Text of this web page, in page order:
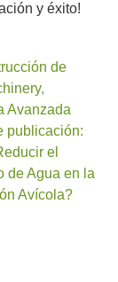
y éxito!
de
,
Avanzada
publicación:
el
de Agua en la
Avícola?